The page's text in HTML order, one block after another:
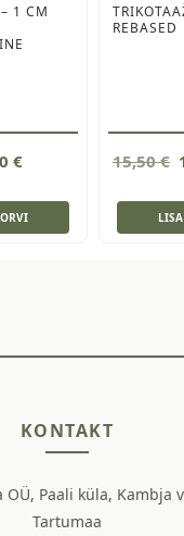
1 CM
€.
€Current
is:
7,50 €.
REBASED
15,50€
KONTAKT
OÜ, Paali küla, Kambja
Tartumaa